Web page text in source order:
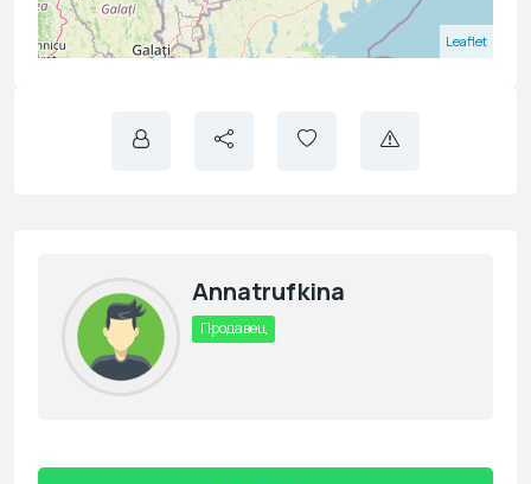
Leaflet
Annatrufkina
Продавец